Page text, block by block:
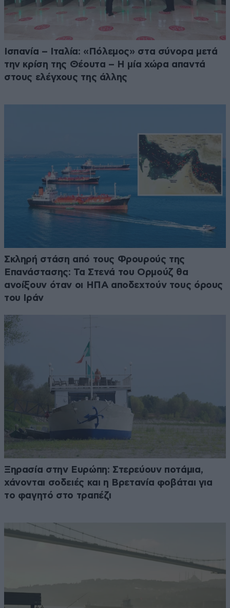
Ισπανία – Ιταλία: «Πόλεμος» στα σύνορα μετά
την κρίση της Θέουτα – Η μία χώρα απαντά
στους ελέγχους της άλλης
Σκληρή στάση από τους Φρουρούς της
Επανάστασης: Τα Στενά του Ορμούζ θα
ανοίξουν όταν οι ΗΠΑ αποδεχτούν τους όρους
του Ιράν
Ξηρασία στην Ευρώπη: Στερεύουν ποτάμια,
χάνονται σοδειές και η Βρετανία φοβάται για
το φαγητό στο τραπέζι